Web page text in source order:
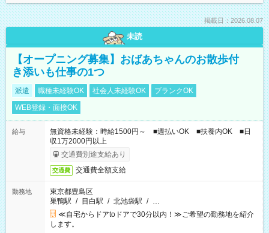
掲載日：2026.08.07
未読
【オープニング募集】おばあちゃんのお散歩付
き添いも仕事の1つ
派遣 職種未経験OK 社会人未経験OK
ブランクOK
WEB登録・面接OK
給与
無資格未経験：時給1500円～ ■週払いOK ■扶養内OK ■日
収1万2000円以上
交通費別途支給あり
交通費 交通費全額支給
勤務地
東京都豊島区
巣鴨駅 / 目白駅 / 北池袋駅 / …
≪自宅からドアtoドアで30分以内！≫ご希望の勤務地を紹介
します。